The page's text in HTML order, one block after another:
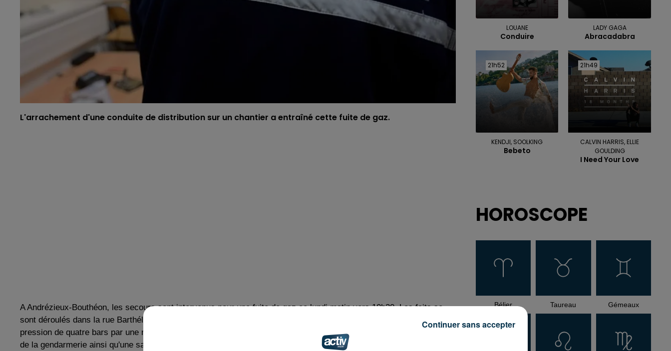
L'arrachement d'une conduite de distribution sur un chantier a entraîné cette fuite de gaz.
A Andrézieux-Bouthéon, les secours sont intervenus pour une fuite de gaz ce lundi matin vers 10h30. Les faits se
sont déroulés dans la rue Barthélémy Thimonnier après l'arrachement d'une conduite de distribution sous une
pression de quatre bars par une mini-pelle. Durant l'intervention des secours, une entreprise mais aussi les locaux
de la gendarmerie ainsi qu'une salle de sport ont été confinés à titre préventif. La fuite de gaz a été c
LOUANE
Conduire
LADY GAGA
Abracadabra
21h52
21h52
KENDJI, SOOLKING
Bebeto
21h49
21h49
CALVIN HARRIS, ELLIE
GOULDING
I Need Your Love
HOROSCOPE
Bélier Taureau Gémeaux
Continuer sans accepter